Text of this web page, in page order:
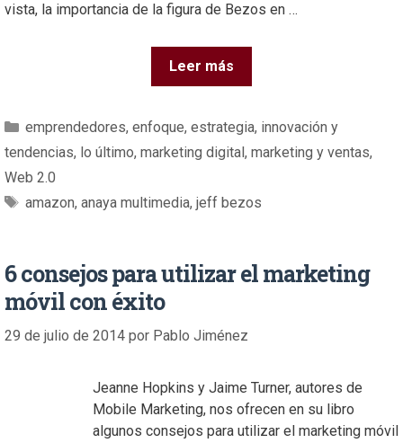
vista, la importancia de la figura de Bezos en …
Leer más
emprendedores, enfoque, estrategia, innovación y
tendencias, lo último, marketing digital, marketing y ventas,
Web 2.0
amazon, anaya multimedia, jeff bezos
6 consejos para utilizar el marketing
móvil con éxito
29 de julio de 2014 por Pablo Jiménez
Jeanne Hopkins y Jaime Turner, autores de
Mobile Marketing, nos ofrecen en su libro
algunos consejos para utilizar el marketing móvil